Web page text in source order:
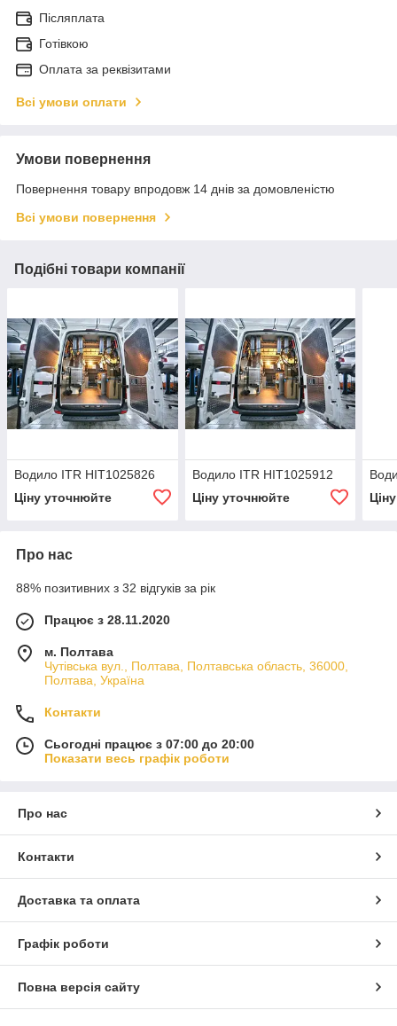
Післяплата
Готівкою
Оплата за реквізитами
Всі умови оплати
Умови повернення
Повернення товару впродовж 14 днів за домовленістю
Всі умови повернення
Подібні товари компанії
Водило ITR HIT1025826
Ціну уточнюйте
Водило ITR HIT1025912
Ціну уточнюйте
Про нас
88% позитивних з 32 відгуків за рік
Працює з 28.11.2020
м. Полтава
Чутівська вул., Полтава, Полтавська область, 36000,
Полтава, Україна
Контакти
Сьогодні працює з 07:00 до 20:00
Показати весь графік роботи
Про нас
Контакти
Доставка та оплата
Графік роботи
Повна версія сайту